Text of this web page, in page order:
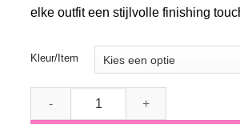
elke outfit een stijlvolle finishing
Kleur/Item